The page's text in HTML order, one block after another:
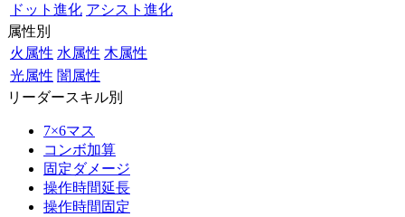
ドット進化 アシスト進化
属性別
火属性 水属性 木属性
光属性 闇属性
リーダースキル別
7×6マス
コンボ加算
固定ダメージ
操作時間延長
操作時間固定